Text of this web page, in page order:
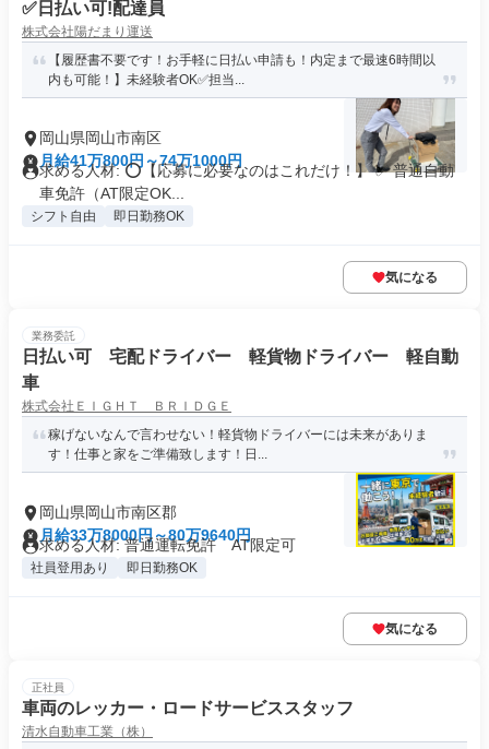
✅日払い可!配達員
株式会社陽だまり運送
【履歴書不要です！お手軽に日払い申請も！内定まで最速6時間以
内も可能！】未経験者OK✅担当...
岡山県岡山市南区
月給41万800円～74万1000円
求める人材: ⭕️【応募に必要なのはこれだけ！】 ✅ 普通自動
車免許（AT限定OK...
シフト自由 即日勤務OK
気になる
業務委託
日払い可 宅配ドライバー 軽貨物ドライバー 軽自動
車
株式会社ＥＩＧＨＴ ＢＲＩＤＧＥ
稼げないなんで言わせない！軽貨物ドライバーには未来がありま
す！仕事と家をご準備致します！日...
岡山県岡山市南区郡
月給33万8000円～80万9640円
求める人材: 普通運転免許 AT限定可
社員登用あり 即日勤務OK
気になる
正社員
車両のレッカー・ロードサービススタッフ
清水自動車工業（株）